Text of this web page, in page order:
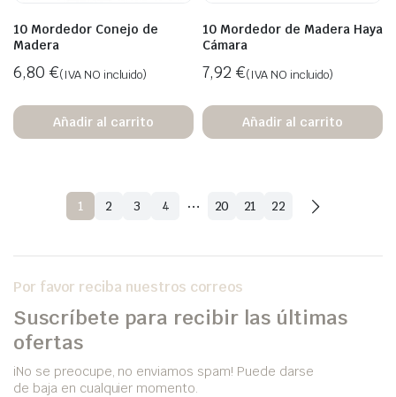
10 Mordedor Conejo de
Madera
6,80 €(IVA NO incluido)
Añadir al carrito
10 Mordedor de Madera Haya
Cámara
7,92 €(IVA NO incluido)
Añadir al carrito
1 2 3 4 … 20 21 22
Por favor reciba nuestros correos
Suscríbete para recibir las últimas
ofertas
iNo se preocupe, no enviamos spam! Puede darse
de baja en cualquier momento.